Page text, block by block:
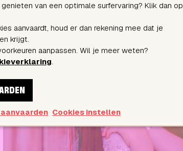
van een optimale surfervaring? Klik dan op
aanvaardt, houd er dan rekening mee dat je
krijgt.
aanpassen. Wil je meer weten?
.
Cookies instellen